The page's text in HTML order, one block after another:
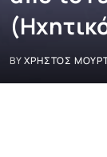
BYΧΡΉΣΤΟΣ